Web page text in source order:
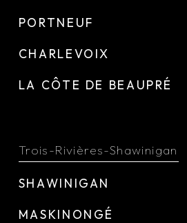
PORTNEUF
CHARLEVOIX
LA CÔTE DE BEAUPRÉ
Trois-Rivières-Shawinigan
SHAWINIGAN
MASKINONGÉ